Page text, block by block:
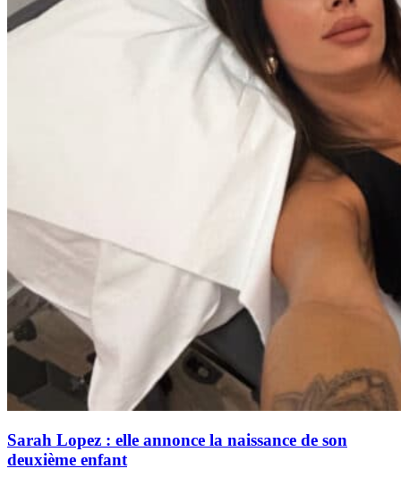
Sarah Lopez : elle annonce la naissance de son
deuxième enfant